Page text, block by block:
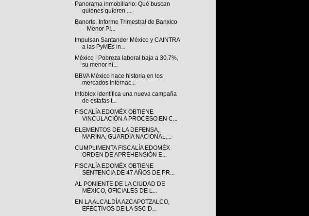
Panorama inmobiliario: Qué buscan
quienes quieren ...
Banorte. Informe Trimestral de Banxico
– Menor PI...
Impulsan Santander México y CAINTRA
a las PyMEs in...
México | Pobreza laboral baja a 30.7%,
su menor ni...
BBVA México hace historia en los
mercados internac...
Infoblox identifica una nueva campaña
de estafas t...
FISCALÍA EDOMÉX OBTIENE
VINCULACIÓN A PROCESO EN C...
ELEMENTOS DE LA DEFENSA,
MARINA, GUARDIA NACIONAL,...
CUMPLIMENTA FISCALÍA EDOMÉX
ORDEN DE APREHENSIÓN E...
FISCALÍA EDOMÉX OBTIENE
SENTENCIA DE 47 AÑOS DE PR...
AL PONIENTE DE LA CIUDAD DE
MÉXICO, OFICIALES DE L...
EN LA ALCALDÍA AZCAPOTZALCO,
EFECTIVOS DE LA SSC D...